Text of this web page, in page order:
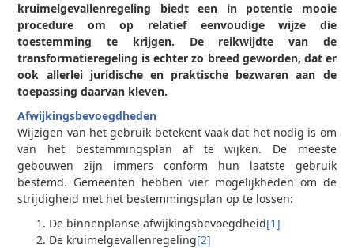
kruimelgevallenregeling biedt een in potentie mooie
procedure om op relatief eenvoudige wijze die
toestemming te krijgen. De reikwijdte van de
transformatieregeling is echter zo breed geworden, dat er
ook allerlei juridische en praktische bezwaren aan de
toepassing daarvan kleven.
Afwijkingsbevoegdheden
Wijzigen van het gebruik betekent vaak dat het nodig is om
van het bestemmingsplan af te wijken. De meeste
gebouwen zijn immers conform hun laatste gebruik
bestemd. Gemeenten hebben vier mogelijkheden om de
strijdigheid met het bestemmingsplan op te lossen:
De binnenplanse afwijkingsbevoegdheid[1]
De kruimelgevallenregeling[2]